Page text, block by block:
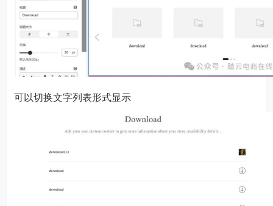
可以切换文字列表形式显示